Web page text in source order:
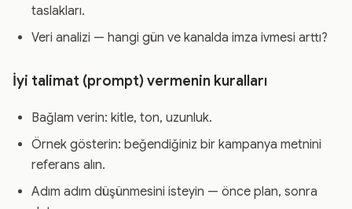
taslakları.
Veri analizi — hangi gün ve kanalda imza ivmesi arttı?
İyi talimat (prompt) vermenin kuralları
Bağlam verin: kitle, ton, uzunluk.
Örnek gösterin: beğendiğiniz bir kampanya metnini
referans alın.
Adım adım düşünmesini isteyin — önce plan, sonra